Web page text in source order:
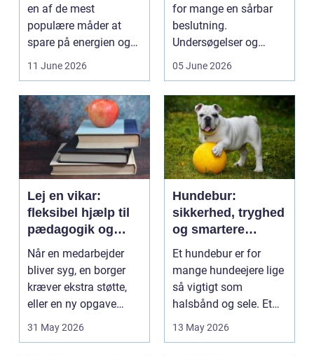
en af de mest
populære måder at
spare på energien og
få et bedre indeklima
11 June 2026
for mange en sårbar
beslutning.
Undersøgelser og
behandlinger foregår i
05 June 2026
Lej en vikar:
fleksibel hjælp til
pædagogik og
sundhed
Når en medarbejder
bliver syg, en borger
kræver ekstra støtte,
eller en ny opgave
opstår fra dag til...
31 May 2026
Hundebur:
sikkerhed, tryghed
og smartere
hverdag med hund
Et hundebur er for
mange hundeejere lige
så vigtigt som
halsbånd og sele. Et
godt bur gi...
13 May 2026